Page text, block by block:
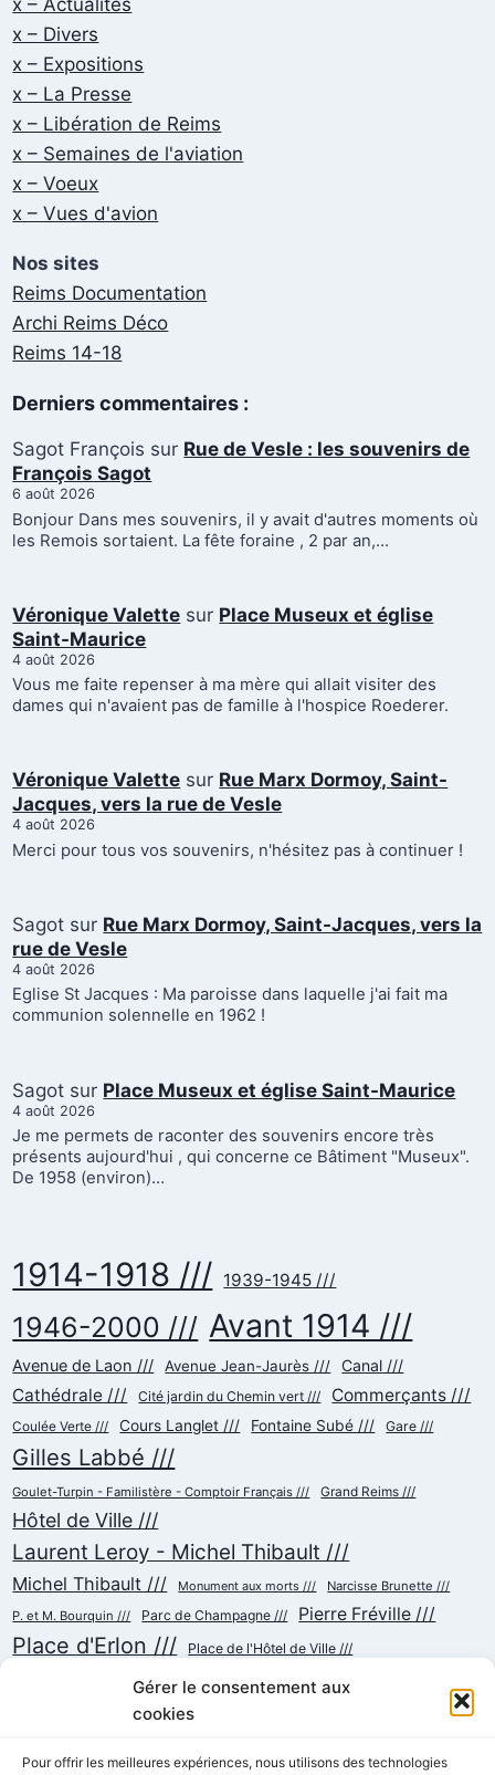
Gérer le consentement aux
cookies
Pour offrir les meilleures expériences, nous utilisons des technologies
x – Actualités
x – Divers
x – Expositions
x – La Presse
x – Libération de Reims
x – Semaines de l'aviation
x – Voeux
x – Vues d'avion
Nos sites
Reims Documentation
Archi Reims Déco
Reims 14-18
Derniers commentaires :
Sagot François sur Rue de Vesle : les souvenirs de
François Sagot
6 août 2026
Bonjour Dans mes souvenirs, il y avait d'autres moments où
les Remois sortaient. La fête foraine , 2 par an,…
Véronique Valette sur Place Museux et église
Saint-Maurice
4 août 2026
Vous me faite repenser à ma mère qui allait visiter des
dames qui n'avaient pas de famille à l'hospice Roederer.
Véronique Valette sur Rue Marx Dormoy, Saint-
Jacques, vers la rue de Vesle
4 août 2026
Merci pour tous vos souvenirs, n'hésitez pas à continuer !
Sagot sur Rue Marx Dormoy, Saint-Jacques, vers la
rue de Vesle
4 août 2026
Eglise St Jacques : Ma paroisse dans laquelle j'ai fait ma
communion solennelle en 1962 !
Sagot sur Place Museux et église Saint-Maurice
4 août 2026
Je me permets de raconter des souvenirs encore très
présents aujourd'hui , qui concerne ce Bâtiment "Museux".
De 1958 (environ)…
1914-1918 /// 1939-1945 ///
1946-2000 /// Avant 1914 ///
Avenue de Laon /// Avenue Jean-Jaurès /// Canal ///
Cathédrale /// Cité jardin du Chemin vert /// Commerçants ///
Coulée Verte /// Cours Langlet /// Fontaine Subé /// Gare ///
Gilles Labbé ///
Goulet-Turpin - Familistère - Comptoir Français /// Grand Reims ///
Hôtel de Ville ///
Laurent Leroy - Michel Thibault ///
Michel Thibault /// Monument aux morts ///
Narcisse Brunette ///
P. et M. Bourquin ///
Parc de Champagne /// Pierre Fréville ///
Place d'Erlon /// Place de l'Hôtel de Ville ///
Place de la République /// Place du Cardinal Luçon ///
Place du Forum/des Marchés ///